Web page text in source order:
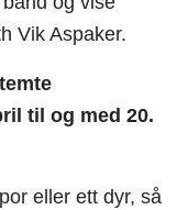
Vik Aspaker.
til og med 20.
eller ett dyr, så